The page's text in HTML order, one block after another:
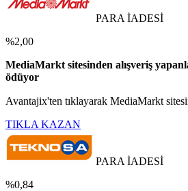
PARA İADESİ
%2,00
MediaMarkt sitesinden alışveriş
ödüyor
Avantajix'ten tıklayarak MediaMarkt
TIKLA KAZAN
PARA İADESİ
%0,84